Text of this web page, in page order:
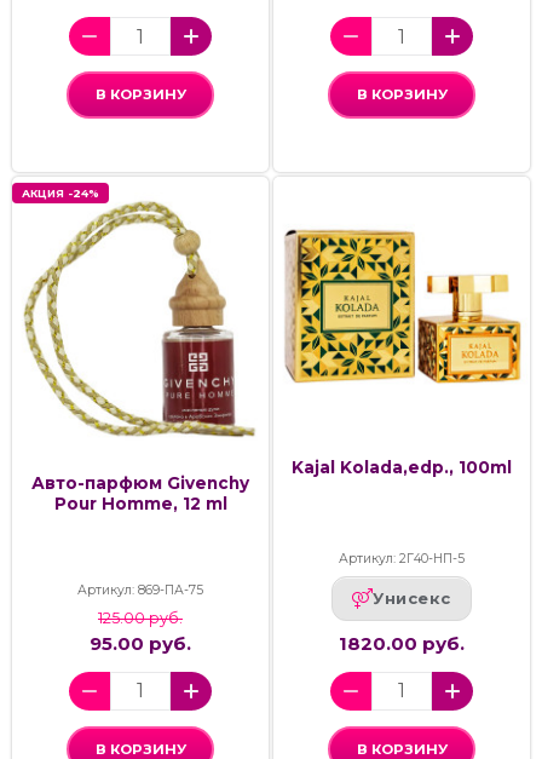
В КОРЗИНУ В КОРЗИНУ
АКЦИЯ -24%
Авто-парфюм Givenchy
Pour Homme, 12 ml
Артикул: 869-ПА-75
125.00 руб.
95.00 руб.
В КОРЗИНУ
Kajal Kolada,edp., 100ml
Артикул: 2Г40-НП-5
Унисекс
1820.00 руб.
В КОРЗИНУ